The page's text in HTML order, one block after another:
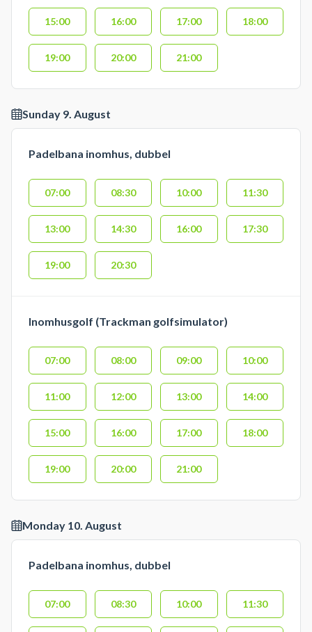
15:00 16:00 17:00 18:00
19:00 20:00 21:00
Sunday 9. August
Padelbana inomhus, dubbel
07:00 08:30 10:00 11:30
13:00 14:30 16:00 17:30
19:00 20:30
Inomhusgolf (Trackman golfsimulator)
07:00 08:00 09:00 10:00
11:00 12:00 13:00 14:00
15:00 16:00 17:00 18:00
19:00 20:00 21:00
Monday 10. August
Padelbana inomhus, dubbel
07:00 08:30 10:00 11:30